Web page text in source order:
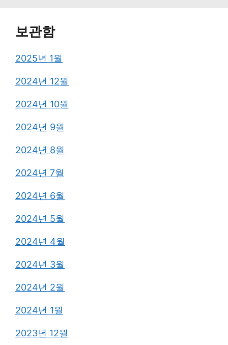
보관함
2025년 1월
2024년 12월
2024년 10월
2024년 9월
2024년 8월
2024년 7월
2024년 6월
2024년 5월
2024년 4월
2024년 3월
2024년 2월
2024년 1월
2023년 12월